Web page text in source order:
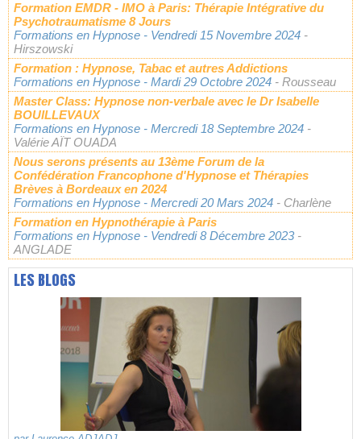
Formation EMDR - IMO à Paris: Thérapie Intégrative du
Psychotraumatisme 8 Jours
Formations en Hypnose - Vendredi 15 Novembre 2024 -
Hirszowski
Formation : Hypnose, Tabac et autres Addictions
Formations en Hypnose - Mardi 29 Octobre 2024 - Rousseau
Master Class: Hypnose non-verbale avec le Dr Isabelle
BOUILLEVAUX
Formations en Hypnose - Mercredi 18 Septembre 2024 -
Valérie AÏT OUADA
Nous serons présents au 13ème Forum de la
Confédération Francophone d'Hypnose et Thérapies
Brèves à Bordeaux en 2024
Formations en Hypnose - Mercredi 20 Mars 2024 - Charlène
Formation en Hypnothérapie à Paris
Formations en Hypnose - Vendredi 8 Décembre 2023 -
ANGLADE
LES BLOGS